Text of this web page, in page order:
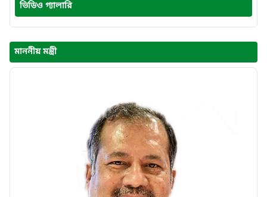
ভিডিও গ্যালারি
মাননীয় মন্ত্রী